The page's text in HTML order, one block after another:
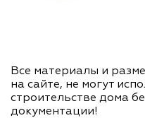
Все материалы и
на сайте, не могут
строительстве дома
документации!